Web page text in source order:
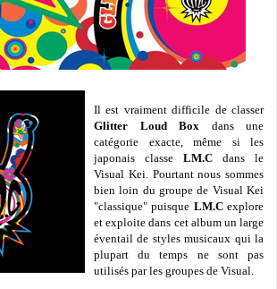
Il est vraiment difficile de classer
Glitter Loud Box dans une
catégorie exacte, même si les
japonais classe LM.C dans le
Visual Kei. Pourtant nous sommes
bien loin du groupe de Visual Kei
"classique" puisque LM.Cexplore
et exploite dans cet album un large
éventail de styles musicaux qui la
plupart du temps ne sont pas
utilisés par les groupes de Visual.